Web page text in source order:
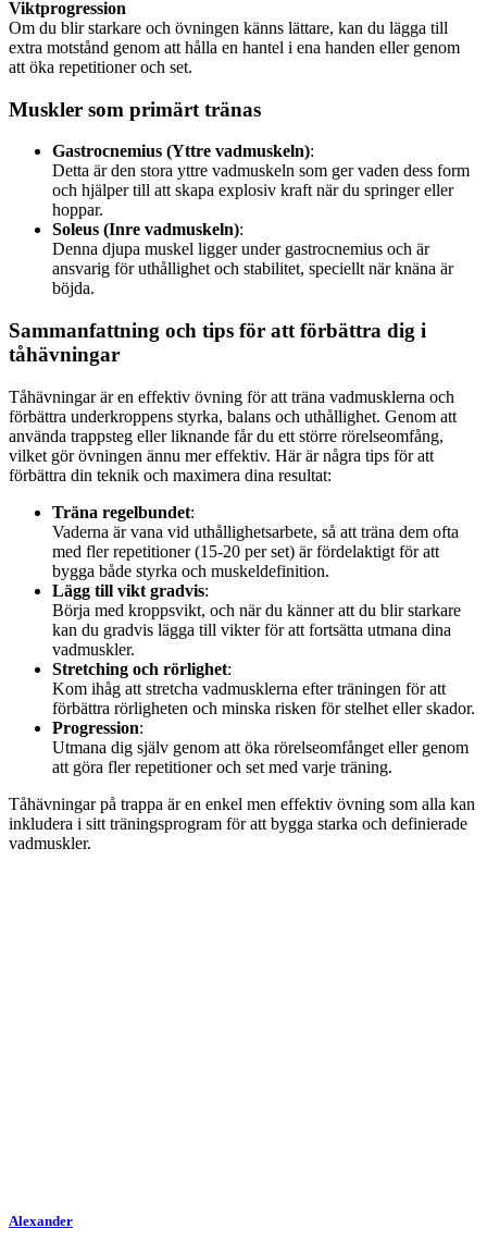
Viktprogression
Om du blir starkare och övningen känns lättare, kan du lägga till
extra motstånd genom att hålla en hantel i ena handen eller genom
att öka repetitioner och set.
Muskler som primärt tränas
Gastrocnemius (Yttre vadmuskeln):
Detta är den stora yttre vadmuskeln som ger vaden dess form
och hjälper till att skapa explosiv kraft när du springer eller
hoppar.
Soleus (Inre vadmuskeln):
Denna djupa muskel ligger under gastrocnemius och är
ansvarig för uthållighet och stabilitet, speciellt när knäna är
böjda.
Sammanfattning och tips för att förbättra dig i
tåhävningar
Tåhävningar är en effektiv övning för att träna vadmusklerna och
förbättra underkroppens styrka, balans och uthållighet. Genom att
använda trappsteg eller liknande får du ett större rörelseomfång,
vilket gör övningen ännu mer effektiv. Här är några tips för att
förbättra din teknik och maximera dina resultat:
Träna regelbundet:
Vaderna är vana vid uthållighetsarbete, så att träna dem ofta
med fler repetitioner (15-20 per set) är fördelaktigt för att
bygga både styrka och muskeldefinition.
Lägg till vikt gradvis:
Börja med kroppsvikt, och när du känner att du blir starkare
kan du gradvis lägga till vikter för att fortsätta utmana dina
vadmuskler.
Stretching och rörlighet:
Kom ihåg att stretcha vadmusklerna efter träningen för att
förbättra rörligheten och minska risken för stelhet eller skador.
Progression:
Utmana dig själv genom att öka rörelseomfånget eller genom
att göra fler repetitioner och set med varje träning.
Tåhävningar på trappa är en enkel men effektiv övning som alla kan
inkludera i sitt träningsprogram för att bygga starka och definierade
vadmuskler.
Alexander